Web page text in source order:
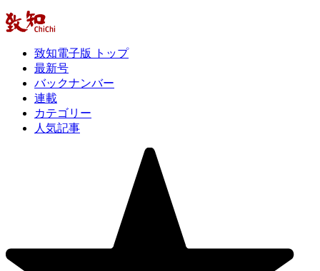
致知電子版 トップ
最新号
バックナンバー
連載
カテゴリー
人気記事